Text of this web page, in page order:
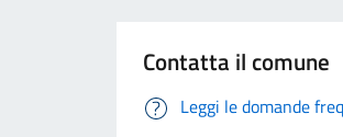
Contatta il comune
Leggi le domande